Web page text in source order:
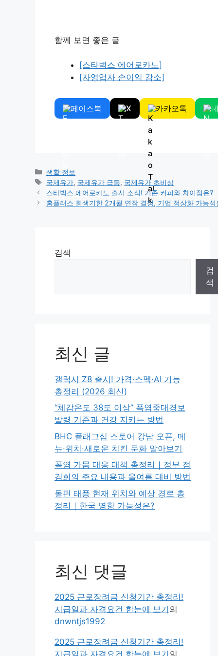
함께 보면 좋은 글
[스타벅스 에어로카노]
[자영업자 순이익 감소]
페이스북 X 카카오톡
Categories
생활 정보
Tags
국제유가, 국제유가 급등, 국제유가 초비상
스타벅스 에어로카노 출시 소식! 기존 커피와 차이점은?
홈플러스 회생기한 2개월 연장 결정, 기업 정상화 가능성
검색
검
색
최신 글
갤럭시 Z8 출시! 가격·스펙·AI 기능
총정리 (2026 최신)
“체감온도 38도 이상” 폭염중대경보
발령 기준과 건강 지키는 방법
BHC 플래그십 스토어 강남 오픈, 메
뉴·위치·새로운 치킨 문화 알아보기
폭염 가뭄 대응 대책 총정리｜정부 점
검회의 주요 내용과 올여름 대비 방법
돌핀 태풍 현재 위치와 예상 경로 총
정리｜한국 영향 가능성은?
최신 댓글
2025 근로장려금 신청기간 총정리!
지급일과 자격요건 한눈에 보기의
dnwntjs1992
2025 근로장려금 신청기간 총정리!
지급일과 자격요건 한눈에 보기 의